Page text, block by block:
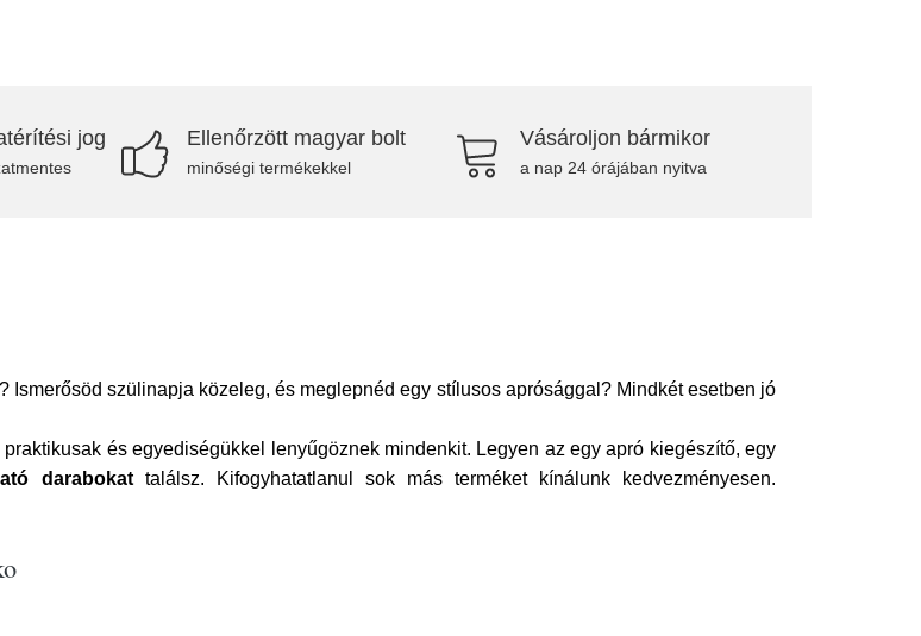
jog Ellenőrzött magyar bolt
minőségi termékekkel
Vásároljon bármikor
a nap 24 órájában nyitva
Ismerősöd szülinapja közeleg, és meglepnéd egy stílusos aprósággal? Mindkét esetben jó
és egyediségükkel lenyűgöznek mindenkit. Legyen az egy apró kiegészítő, egy
darabokattalálsz. Kifogyhatatlanul sok más terméket kínálunk kedvezményesen.